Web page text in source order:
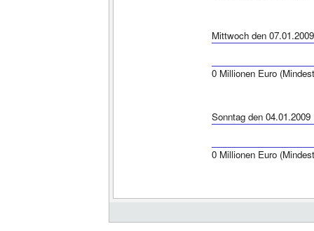
Mittwoch den 07.01.2009
0 Millionen Euro
Sonntag den 04.01.2009
0 Millionen Euro